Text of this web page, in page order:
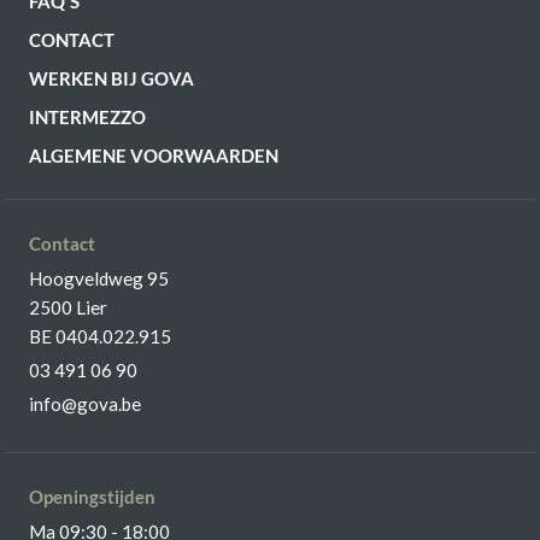
CONTACT
WERKEN BIJ GOVA
INTERMEZZO
ALGEMENE VOORWAARDEN
Contact
Hoogveldweg 95
2500 Lier
BE 0404.022.915
03 491 06 90
info@gova.be
Openingstijden
Ma 09:30 - 18:00